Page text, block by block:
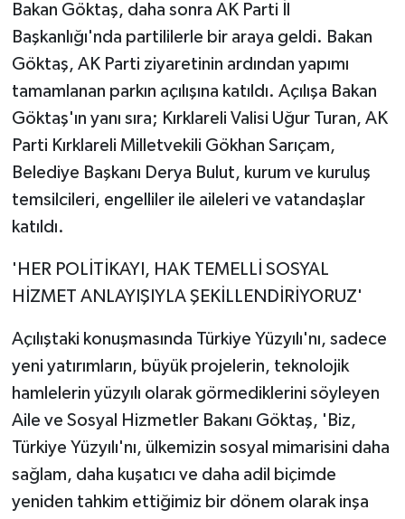
Bakan Göktaş, daha sonra AK Parti İl
Başkanlığı'nda partililerle bir araya geldi. Bakan
Göktaş, AK Parti ziyaretinin ardından yapımı
tamamlanan parkın açılışına katıldı. Açılışa Bakan
Göktaş'ın yanı sıra; Kırklareli Valisi Uğur Turan, AK
Parti Kırklareli Milletvekili Gökhan Sarıçam,
Belediye Başkanı Derya Bulut, kurum ve kuruluş
temsilcileri, engelliler ile aileleri ve vatandaşlar
katıldı.
'HER POLİTİKAYI, HAK TEMELLİ SOSYAL
HİZMET ANLAYIŞIYLA ŞEKİLLENDİRİYORUZ'
Açılıştaki konuşmasında Türkiye Yüzyılı'nı, sadece
yeni yatırımların, büyük projelerin, teknolojik
hamlelerin yüzyılı olarak görmediklerini söyleyen
Aile ve Sosyal Hizmetler Bakanı Göktaş, 'Biz,
Türkiye Yüzyılı'nı, ülkemizin sosyal mimarisini daha
sağlam, daha kuşatıcı ve daha adil biçimde
yeniden tahkim ettiğimiz bir dönem olarak inşa